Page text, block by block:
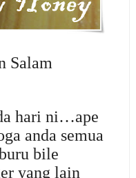
Salam
hari ni…ape
anda semua
bile
yang lain